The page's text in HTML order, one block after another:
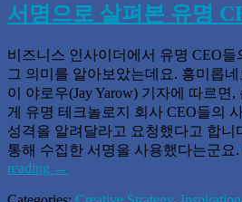
서명으로 살펴본 유명
비즈니스 인사이더에서 유명 CEO들
그 의미를 알아보았는데요. 흥미롭
이 야로우(Jay Yarow) 기자에 따르면
게 유명 테크놀로지 회사 CEO들의
성격을 알려달라고 요청했다고 합니
통해 수집한 서명을 사용했다는군
reading →